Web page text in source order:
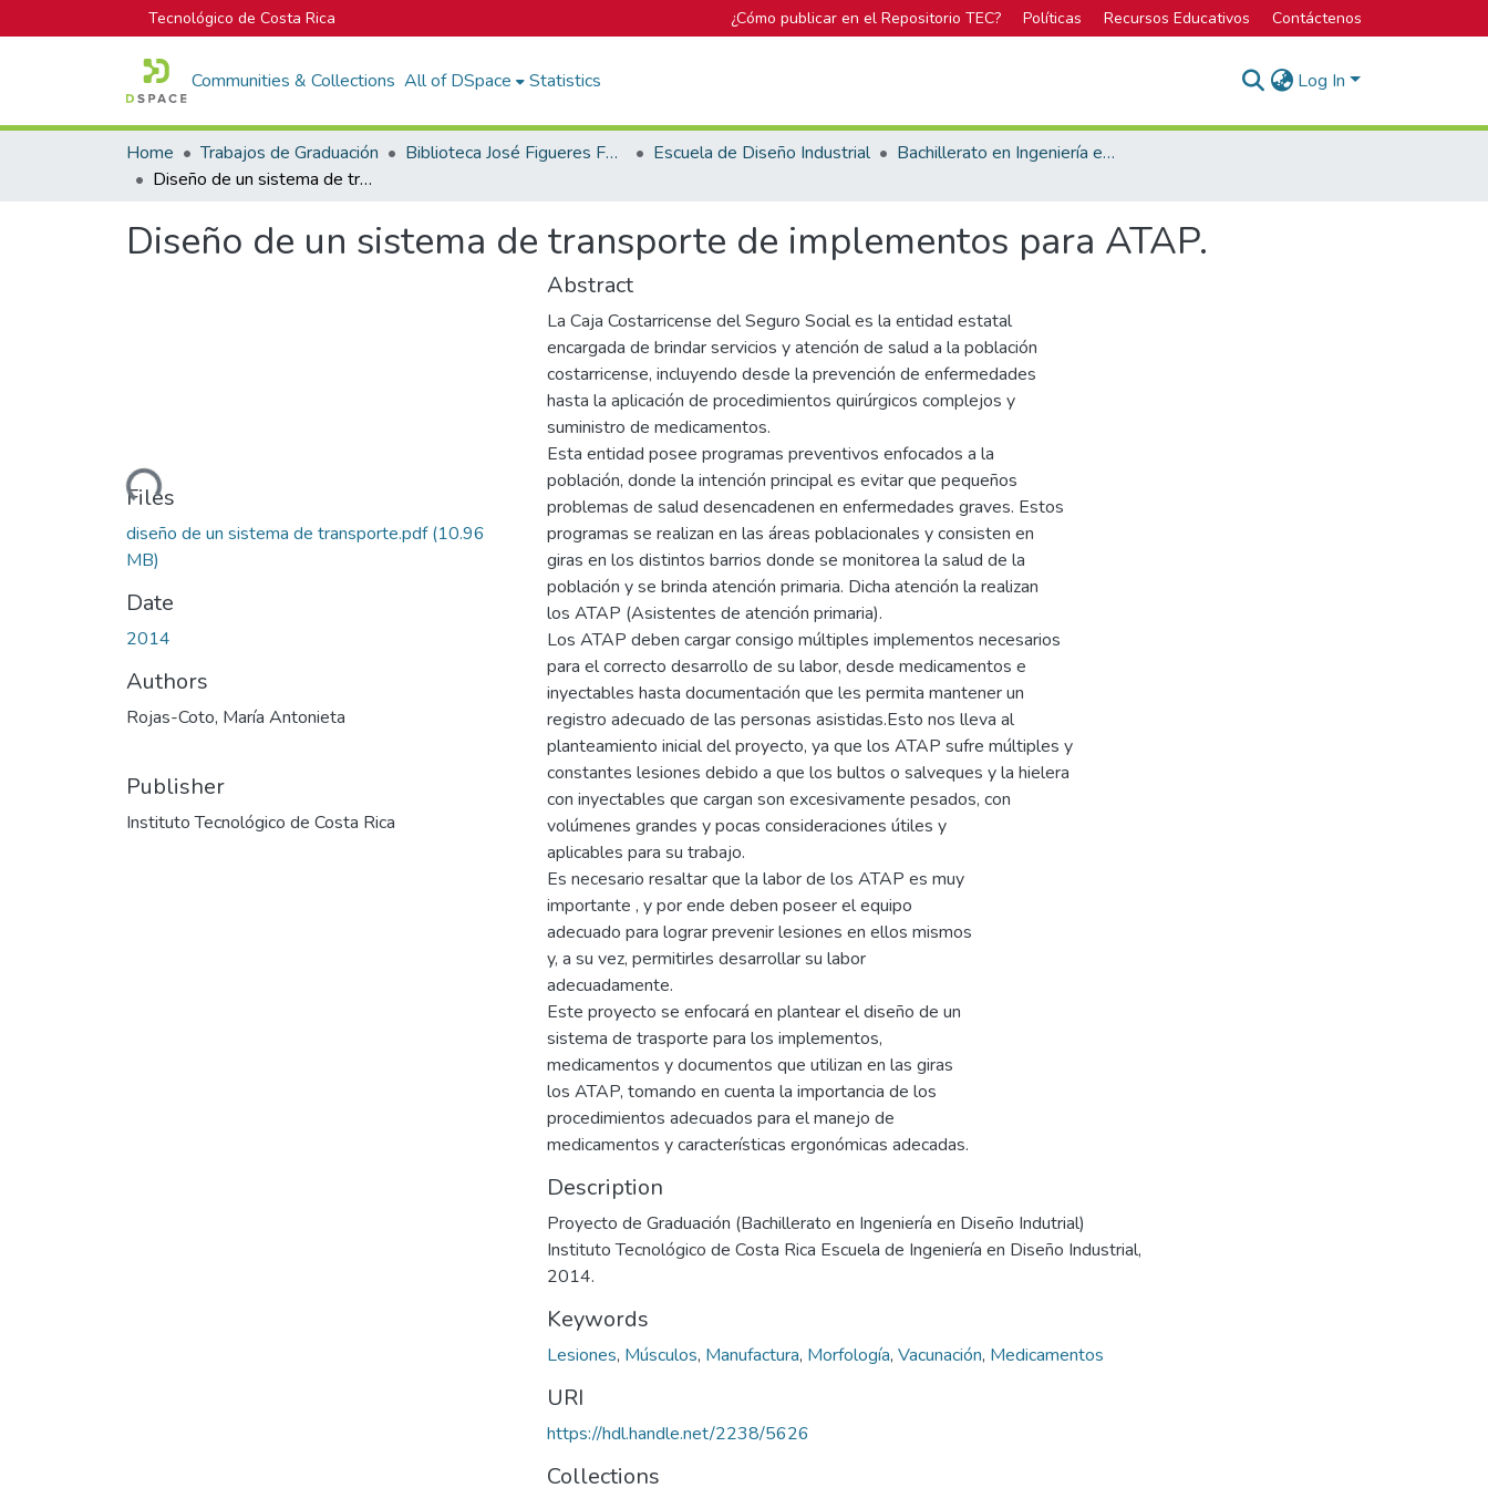
Tecnológico de Costa Rica ¿Cómo publicar en el Repositorio TEC? Políticas Recursos Educativos Contáctenos
Communities & Collections All of DSpace Statistics Log In
Home Trabajos de Graduación Biblioteca José Figueres Ferrer Escuela de Diseño Industrial
Bachillerato en Ingeniería en Diseño Industrial
Diseño de un sistema de transporte de implementos para ATAP.
Diseño de un sistema de transporte de implementos para ATAP.
Loading...
Files
diseño de un sistema de transporte.pdf(10.96
MB)
Date
2014
Authors
Rojas-Coto, María Antonieta
Publisher
Instituto Tecnológico de Costa Rica
Abstract
La Caja Costarricense del Seguro Social es la entidad estatal
encargada de brindar servicios y atención de salud a la población
costarricense, incluyendo desde la prevención de enfermedades
hasta la aplicación de procedimientos quirúrgicos complejos y
suministro de medicamentos.
Esta entidad posee programas preventivos enfocados a la
población, donde la intención principal es evitar que pequeños
problemas de salud desencadenen en enfermedades graves. Estos
programas se realizan en las áreas poblacionales y consisten en
giras en los distintos barrios donde se monitorea la salud de la
población y se brinda atención primaria. Dicha atención la realizan
los ATAP (Asistentes de atención primaria).
Los ATAP deben cargar consigo múltiples implementos necesarios
para el correcto desarrollo de su labor, desde medicamentos e
inyectables hasta documentación que les permita mantener un
registro adecuado de las personas asistidas.Esto nos lleva al
planteamiento inicial del proyecto, ya que los ATAP sufre múltiples y
constantes lesiones debido a que los bultos o salveques y la hielera
con inyectables que cargan son excesivamente pesados, con
volúmenes grandes y pocas consideraciones útiles y
aplicables para su trabajo.
Es necesario resaltar que la labor de los ATAP es muy
importante , y por ende deben poseer el equipo
adecuado para lograr prevenir lesiones en ellos mismos
y, a su vez, permitirles desarrollar su labor
adecuadamente.
Este proyecto se enfocará en plantear el diseño de un
sistema de trasporte para los implementos,
medicamentos y documentos que utilizan en las giras
los ATAP, tomando en cuenta la importancia de los
procedimientos adecuados para el manejo de
medicamentos y características ergonómicas adecadas.
Description
Proyecto de Graduación (Bachillerato en Ingeniería en Diseño Indutrial)
Instituto Tecnológico de Costa Rica Escuela de Ingeniería en Diseño Industrial,
2014.
Keywords
Lesiones, Músculos, Manufactura, Morfología, Vacunación, Medicamentos
URI
https://hdl.handle.net/2238/5626
Collections